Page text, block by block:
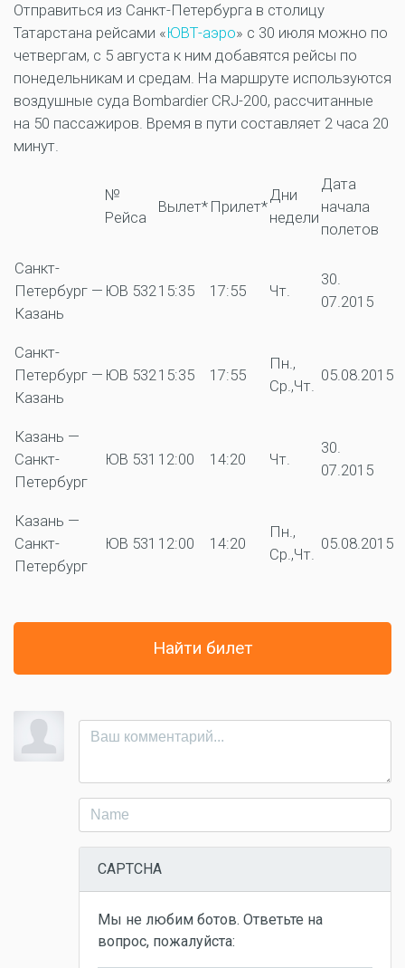
Отправиться из Санкт-Петербурга в столицу
Татарстана рейсами «ЮВТ-аэро» с 30 июля можно по
четвергам, с 5 августа к ним добавятся рейсы по
понедельникам и средам. На маршруте используются
воздушные суда Bombardier CRJ-200, рассчитанные
на 50 пассажиров. Время в пути составляет 2 часа 20
минут.
№
Рейса
Вылет* Прилет*
Дни
недели
Дата
начала
полетов
Санкт-
Петербург —
Казань
ЮВ 53215:35 17:55 Чт.
30.
07.2015
Санкт-
Петербург —
Казань
ЮВ 53215:35 17:55
Пн.,
Ср.,Чт.
05.08.2015
Казань —
Санкт-
Петербург
ЮВ 531 12:00 14:20 Чт.
30.
07.2015
Казань —
Санкт-
Петербург
ЮВ 531 12:00 14:20
Пн.,
Ср.,Чт.
05.08.2015
Найти билет
CAPTCHA
Мы не любим ботов. Ответьте на
вопрос, пожалуйста: